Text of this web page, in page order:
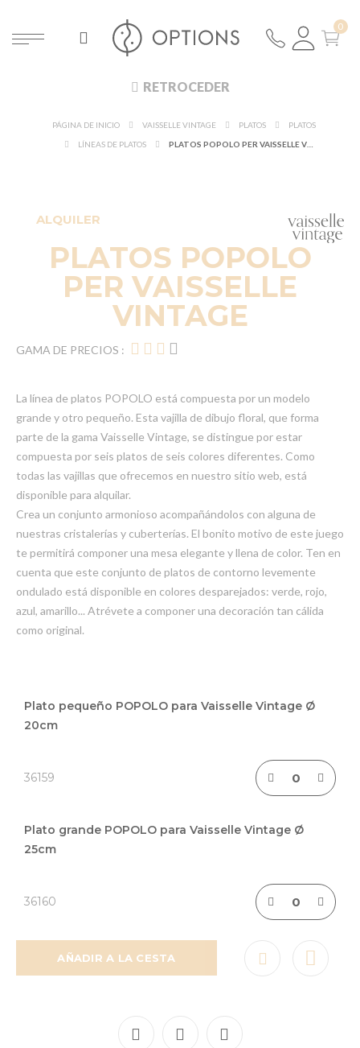
RETROCEDER
PÁGINA DE INICIO VAISSELLE VINTAGE PLATOS
PLATOS
LÍNEAS DE PLATOS
PLATOS POPOLO PER VAISSELLE VINTAGE
ALQUILER
PLATOS POPOLO
PER VAISSELLE
VINTAGE
GAMA DE PRECIOS :
La línea de platos POPOLO está compuesta por un modelo
grande y otro pequeño. Esta vajilla de dibujo floral, que forma
parte de la gama Vaisselle Vintage, se distingue por estar
compuesta por seis platos de seis colores diferentes. Como
todas las vajillas que ofrecemos en nuestro sitio web, está
disponible para alquilar.
Crea un conjunto armonioso acompañándolos con alguna de
nuestras cristalerías y cuberterías. El bonito motivo de este juego
te permitirá componer una mesa elegante y llena de color. Ten en
cuenta que este conjunto de platos de contorno levemente
ondulado está disponible en colores desparejados: verde, rojo,
azul, amarillo... Atrévete a componer una decoración tan cálida
como original.
de
artículos
Plato pequeño POPOLO para Vaisselle Vintage Ø
20cm
36159
Plato grande POPOLO para Vaisselle Vintage Ø
25cm
36160
AÑADIR A LA CESTA